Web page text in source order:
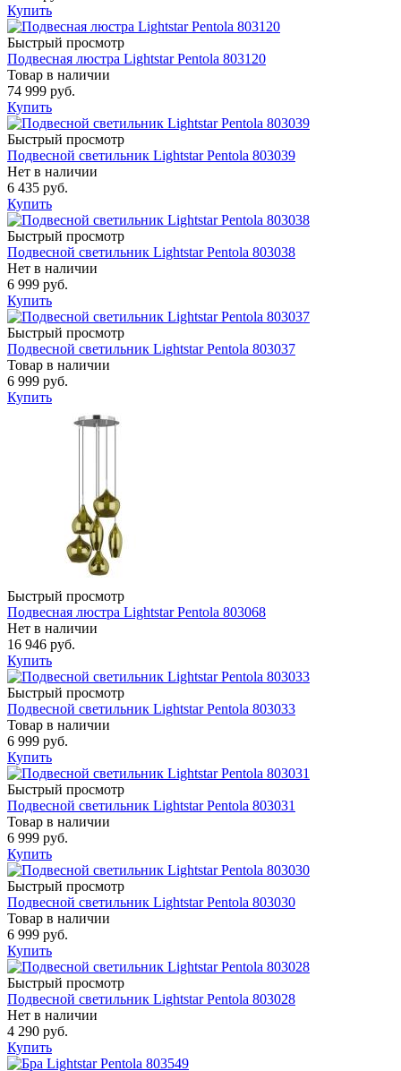
Купить
Быстрый просмотр
Подвесная люстра Lightstar Pentola 803120
Товар в наличии
74 999 руб.
Купить
Быстрый просмотр
Подвесной светильник Lightstar Pentola 803039
Нет в наличии
6 435 руб.
Купить
Быстрый просмотр
Подвесной светильник Lightstar Pentola 803038
Нет в наличии
6 999 руб.
Купить
Быстрый просмотр
Подвесной светильник Lightstar Pentola 803037
Товар в наличии
6 999 руб.
Купить
Быстрый просмотр
Подвесная люстра Lightstar Pentola 803068
Нет в наличии
16 946 руб.
Купить
Быстрый просмотр
Подвесной светильник Lightstar Pentola 803033
Товар в наличии
6 999 руб.
Купить
Быстрый просмотр
Подвесной светильник Lightstar Pentola 803031
Товар в наличии
6 999 руб.
Купить
Быстрый просмотр
Подвесной светильник Lightstar Pentola 803030
Товар в наличии
6 999 руб.
Купить
Быстрый просмотр
Подвесной светильник Lightstar Pentola 803028
Нет в наличии
4 290 руб.
Купить